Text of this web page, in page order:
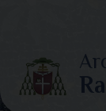
content